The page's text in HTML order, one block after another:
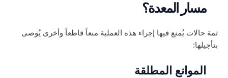
مسار المعدة؟
ثمة حالات يُمنع فيها إجراء هذه العملية منعاً قاطعاً وأخرى يُوصى
بتأجيلها:
الموانع المطلقة